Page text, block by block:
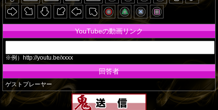
YouTubeの動画リンク
※例）http://youtu.be/xxxx
回答者
ゲストプレーヤー